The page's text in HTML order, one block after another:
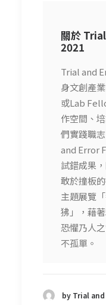
關於
2021
Trial and
身文創產
或Lab
作空間、
們實踐職
and Error
試錯成果
敢於撞板
主題展覽
狒」，藉
恐懼乃人
不孤單。
by Trial